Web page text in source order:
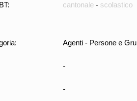
cantonale - scolastico
Agenti - Persone e
-
-